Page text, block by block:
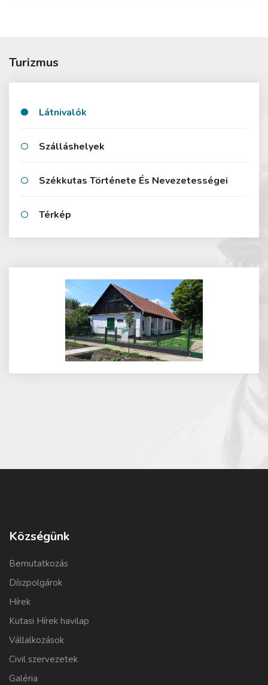
Turizmus
Látnivalók
Szálláshelyek
Székkutas Története És Nevezetességei
Térkép
Községünk
Bemutatkozás
Díszpolgárok
Hírek
Kutasi Hírek havilap
Vállalkozások
Civil szervezetek
Galéria